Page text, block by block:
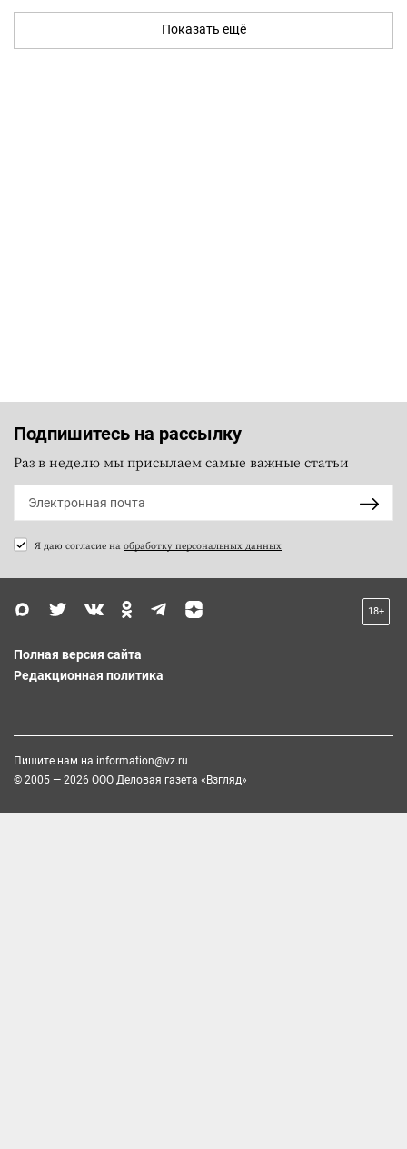
Показать ещё
Подпишитесь на рассылку
Раз в неделю мы присылаем самые важные статьи
Я даю согласие на обработку персональных данных
18+
Полная версия сайта
Редакционная политика
Пишите нам на information@vz.ru
© 2005 — 2026 ООО Деловая газета «Взгляд»